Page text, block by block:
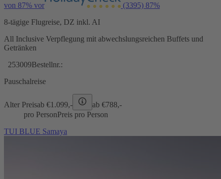
von 87% vor (3395) 87%
8-tägige Flugreise, DZ inkl. AI
All Inclusive Verpflegung mit abwechslungsreichen Buffets und
Getränken
253009Bestellnr.:
Pauschalreise
Alter Preisab €1.099,- ab €788,-
pro PersonPreis pro Person
TUI BLUE Samaya